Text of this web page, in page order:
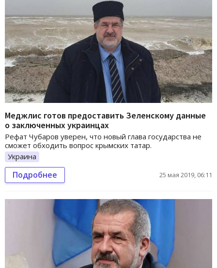
Меджлис готов предоставить Зеленскому данные
о заключенных украинцах
Рефат Чубаров уверен, что новый глава государства не
сможет обходить вопрос крымских татар.
Украина
Подробнее 25 мая 2019, 06:11